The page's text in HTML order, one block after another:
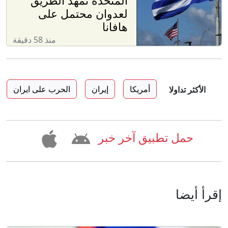
لعدوان محتمل على
هافانا
منذ 58 دقيقة
الأكثر تداولا أمريكا إيران الحرب على ايران
حمل تطبيق آخر خبر
إقرأ أيضا